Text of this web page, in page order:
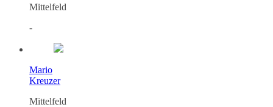
Mittelfeld
-
Mario
Kreuzer
Mittelfeld